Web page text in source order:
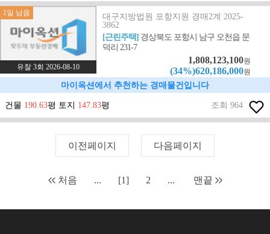
1일 남음
유찰 3회 2026-08-10
대구지방법원 포항지원 경매2계 2025-
3862
[근린주택] 경상북도 포항시 남구 오천읍 문
덕리 231-7
1,808,123,100원
(34%)620,186,000원
마이옥션에서 추천하는 경매물건입니다
건물 190.63평 토지 147.83평 조회 964
이전페이지 다음페이지
처음 ... [1] 2 ... 맨끝